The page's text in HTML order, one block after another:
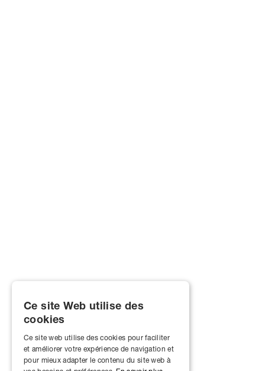
Ce site Web utilise des
cookies
Ce site web utilise des cookies pour faciliter
et améliorer votre expérience de navigation et
pour mieux adapter le contenu du site web à